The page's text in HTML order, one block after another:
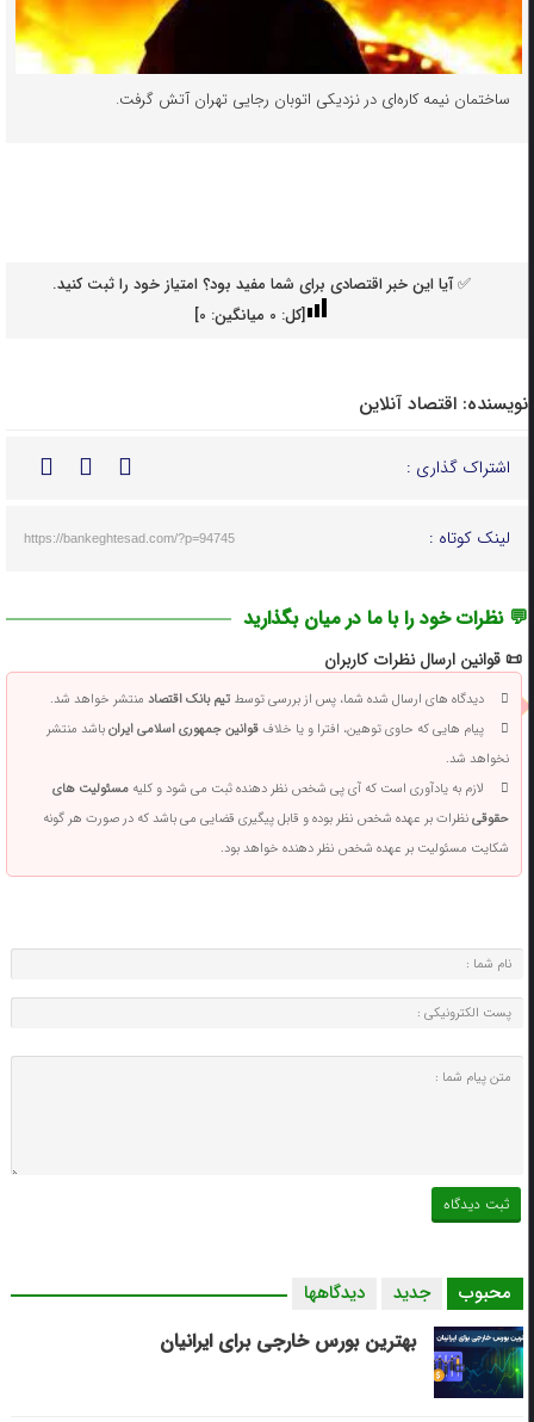
ساختمان نیمه کاره‌ای در نزدیکی اتوبان رجایی تهران آتش گرفت.
✅ آیا این خبر اقتصادی برای شما مفید بود؟ امتیاز خود را ثبت کنید.
[کل: 0میانگین: 0
]
نویسنده: اقتصاد آنلاین
اشتراک گذاری :
لینک کوتاه : https://bankeghtesad.com/?p=94745
💬 نظرات خود را با ما در میان بگذارید
📜 قوانین ارسال نظرات کاربران
دیدگاه های ارسال شده شما، پس از بررسی توسطتیم بانک اقتصادمنتشر خواهد شد.
پیام هایی که حاوی توهین، افترا و یا خلافقوانین جمهوری اسلامی ایرانباشد منتشر
نخواهد شد.
لازم به یادآوری است که آی پی شخص نظر دهنده ثبت می شود و کلیهمسئولیت های
حقوقینظرات بر عهده شخص نظر بوده و قابل پیگیری قضایی می باشد که در صورت هر گونه
شکایت مسئولیت بر عهده شخص نظر دهنده خواهد بود.
محبوب جدید دیدگاهها
بهترین بورس خارجی برای ایرانیان